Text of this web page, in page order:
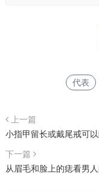
代表
上一篇
小指甲留长或戴尾戒可
下一篇
从眉毛和脸上的痣看男